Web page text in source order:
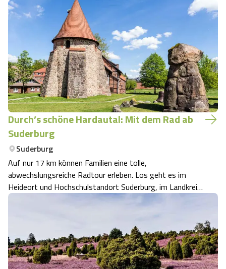
Durch’s schöne Hardautal: Mit dem Rad ab
Suderburg
Suderburg
Auf nur 17 km können Familien eine tolle,
abwechslungsreiche Radtour erleben. Los geht es im
Heideort und Hochschulstandort Suderburg, im Landkreis
Uelzen. Hier lässt sich schon vor dem Start unter